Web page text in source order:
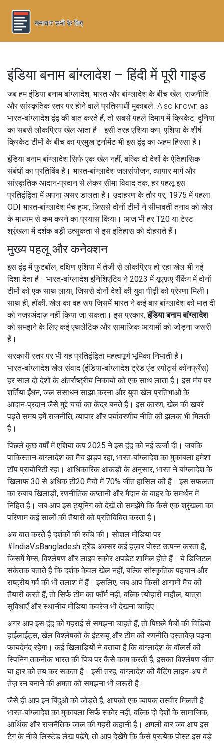
इंडिया बनाम बांग्लादेश – हिंदी में पूरी गाइड
जब हमइंडिया बनाम बांग्लादेश, भारत और बांग्लादेश के बीच खेल, राजनीति
और सांस्कृतिक स्तर पर होने वाले प्रतिस्पर्धी मुकाबले . Also known as
भारत‑बांग्लादेश द्वंद्वकी बात करते हैं, तो सबसे पहले दिमाग मेंक्रिकेट,दुनिया
का सबसे लोकप्रिय खेल आता है। इसी तरहएशिया कप,एशिया के शीर्ष
क्रिकेट टीमों के बीच का प्रमुख टूर्नामेंटभी इस द्वंद्व का अहम हिस्सा है।
इंडिया बनाम बांग्लादेश सिर्फ एक खेल नहीं, बल्कि दो देशों के ऐतिहासिक
संबंधों का प्रतिबिंब है। भारत‑बांग्लादेश जलसंयोजन, व्यापार मार्ग और
सांस्कृतिक आदान‑प्रदान से लेकर सीमा विवाद तक, हर पहलू इस
प्रतिद्वंद्विता में अपना असर डालता है। उदाहरण के तौर पर, 1975 में पहला
ODI भारत‑बांग्लादेश मैच हुआ, जिससे दोनों टीमों ने सीमावर्ती तनाव को खेल
के माध्यम से कम करने का प्रयास किया। आज भी हर T20 या टेस्ट
श्रृंखला में दर्शक बड़ी उत्सुकता से इस इतिहास को दोहराते हैं।
मुख्य पहलू और कनेक्शन
इस द्वंद्व मेंफुटबॉल,दक्षिण एशिया में तेजी से लोकप्रिय हो रहा खेल भी नई
दिशा देता है। भारत‑बांग्लादेश इनिशिएटिव ने 2023 में यूएफ़ए रैंकिंग में दोनों
टीमों को एक साथ लाया, जिससे दोनों देशों की युवा पीढ़ी को प्रेरणा मिली।
साथ ही,हॉकी,खेल का वह रूप जिसमें भारत ने कई बार बांग्लादेश को मात दी
को नजरअंदाज़ नहीं किया जा सकता। इस प्रकार,इंडिया बनाम बांग्लादेश
को समझने के लिए कई एथलेटिक और सामाजिक आयामों को जोड़ना जरूरी
है।
सरकारी स्तर पर भी यह प्रतिद्वंद्विता महत्वपूर्ण भूमिका निभाती है।
भारत‑बांग्लादेश खेल संवाद (इंडिया‑बांग्लादेश ट्रेड एंड स्पोर्ट्स कॉनफ्रेंस)
हर साल दो देशों के अंतर्राष्ट्रीय निकायों को एक साथ लाता है। इस मंच पर
शर्तिया ईंधन, जल संसाधन साझा करना और युवा खेल प्रतिभाओं के
आदान‑प्रदान जैसे मुद्दे चर्चा का केंद्र बनते हैं। इस कारण, खेल की खबरें
पढ़ते समय हमें राजनीति, व्यापार और पर्यावरणीय नीति की झलक भी मिलती
है।
पिछले कुछ वर्षों में एशिया कप 2025 ने इस द्वंद्व को नई ऊर्जा दी। जबकि
पाकिस्तान‑बांग्लादेश का मैच झड़प रहा, भारत‑बांग्लादेश का मुकाबला हमेशा
टॉप प्रायोरिटी रहा। आधिकारिक आंकड़ों के अनुसार, भारत ने बांग्लादेश के
खिलाफ 30 से अधिक टी20 मैचों में 70% जीत हासिल की है। इस सफलता
का रुबाब खिलाड़ी, रणनीतिक कप्तानी और मैदान के बाहर के समर्थन में
निहित है। जब आप इस ट्यूनिंग को देखें तो समझेंगे कि कैसे एक श्रृंखला का
परिणाम कई सालों की तैयारी को प्रतिबिंबित करता है।
अब बात करते हैं दर्शकों की रुचि की। सोशल मीडिया पर
#IndiaVsBangladesh ट्रेंड अक्सर कई हज़ार पोस्ट उत्पन्न करता है,
जिसमें मेम्स, विश्लेषण और लाइव स्कोर अपडेट शामिल होते हैं। ये डिजिटल
संकेतक बताते हैं कि दर्शक केवल खेल नहीं, बल्कि सांस्कृतिक पहचान और
राष्ट्रीय गर्व की भी तलाश में हैं। इसलिए, जब आप किसी आगामी मैच की
तैयारी करते हैं, तो सिर्फ टीम का फॉर्म नहीं, बल्कि त्योहारी माहौल, यात्रा
सुविधाएँ और स्थानीय मीडिया कवरेज भी देखना चाहिए।
अगर आप इस द्वंद्व को गहराई से समझना चाहते हैं, तो पिछले मैचों की विडियो
हाईलाईट्स, खेल विश्लेषकों के इंटरव्यू और टीम की रणनीति दस्तावेज़ पढ़ना
फायदेमंद रहेगा। कई खिलाड़ियों ने बताया है कि बांग्लादेश के बॉलर्स की
स्पिनिंग तकनीक भारत की पिच पर कैसे काम करती है, इसका विश्लेषण जीत
या हार को तय कर सकता है। इसी तरह, बांग्लादेश की बैटिंग लाइन‑अप में
तेज़ रन बनाने की क्षमता को समझना भी जरूरी है।
जैसे ही आप इन बिंदुओं को जोड़ते हैं, आपको एक व्यापक तस्वीर मिलती है:
भारत‑बांग्लादेश का मुकाबला सिर्फ स्कोर नहीं, बल्कि दो देशों के सामाजिक,
आर्थिक और राजनैतिक जाल की गहरी कहानी है। अगली बार जब आप इस
टैग के नीचे लिस्टेड लेख पढ़ेंगे, तो आप देखेंगे कि कैसे प्रत्येक पोस्ट इस बड़े